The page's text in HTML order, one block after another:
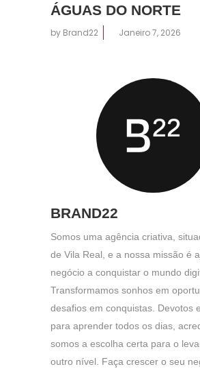
ÁGUAS DO NORTE
by Brand22 Janeiro 7, 2026
BRAND22
Somos uma agência criativa,
de Vila Real, e a nossa missão é
negócio a conquistar o mundo
Transformamos sonhos em
desafios em conquistas. Devotos
para aprender todos os dias,
somos a escolha certa para o
outro nível. Faça crescer o seu